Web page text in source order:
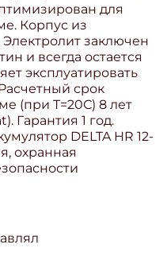
для
Корпус из
Электролит заключен
и всегда остается
эксплуатировать
срок
(при T=20С) 8 лет
Гарантия 1 год.
DELTA HR 12-
охранная